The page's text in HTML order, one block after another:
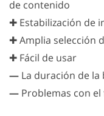
de contenido
✚ Estabilización de
✚ Amplia selección
✚ Fácil de usar
— La duración de
— Problemas con